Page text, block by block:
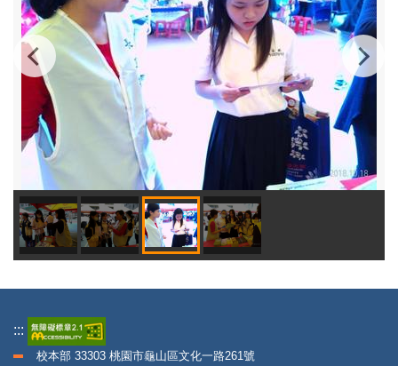
:::
校本部 33303 桃園市龜山區文化一路261號